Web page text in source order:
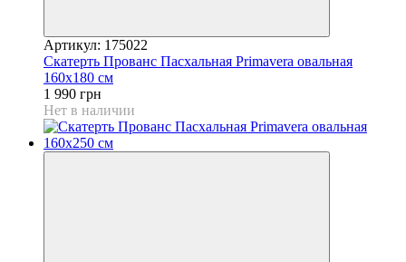
Артикул: 175022
Скатерть Прованс Пасхальная Рrimavera овальная
160х180 см
1 990 грн
Нет в наличии